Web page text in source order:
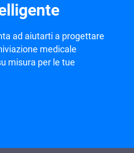
ad aiutarti a progettare
medicale
misura per le tue